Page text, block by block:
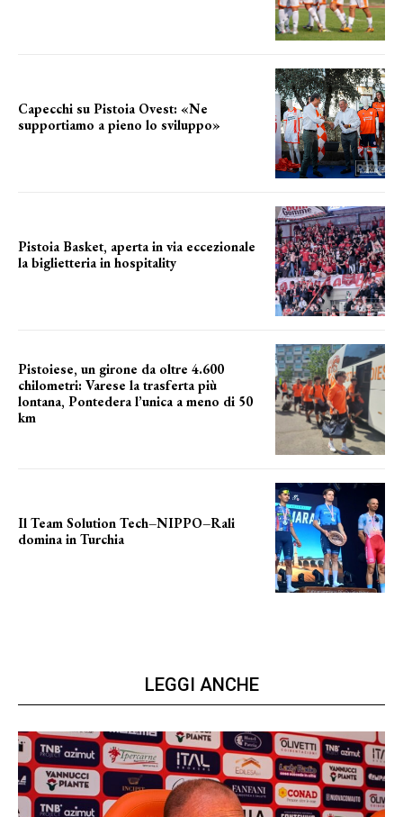
Capecchi su Pistoia Ovest: «Ne
supportiamo a pieno lo sviluppo»
Pistoia Basket, aperta in via eccezionale
la biglietteria in hospitality
Pistoiese, un girone da oltre 4.600
chilometri: Varese la trasferta più
lontana, Pontedera l’unica a meno di 50
km
Il Team Solution Tech–NIPPO–Rali
domina in Turchia
LEGGI ANCHE